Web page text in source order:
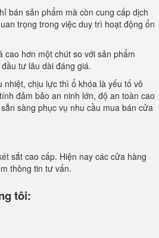
bán sản phẩm mà còn cung cấp dịch
trọng trong việc duy trì hoạt động ổn
hơn một chút so với sản phẩm
tư lâu dài đáng giá.
chịu lực thì ổ khóa là yếu tố vô
đảm bảo an ninh lớn, độ an toàn cao
sàng phục vụ nhu cầu mua bán cửa
sắt cao cấp. Hiện nay các cửa hàng
thông tin tư vấn.
tôi: